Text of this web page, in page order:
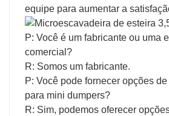
equipe para aumentar a
P: Você é um fabricante ou uma
comercial?
R: Somos um fabricante.
P: Você pode fornecer opções
para mini dumpers?
R: Sim, podemos oferecer